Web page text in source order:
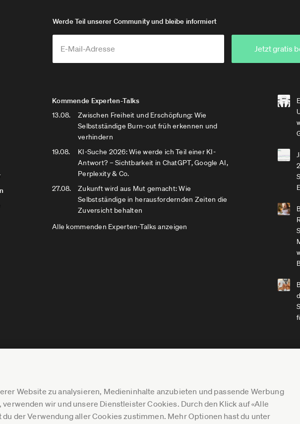
Website zu analysieren, Medieninhalte anzubieten und passende Werbung
verwenden wir und unsere Dienstleister Cookies. Durch den Klick auf «Alle
der Verwendung aller Cookies zustimmen. Mehr Optionen hast du unter
Werde Teil unserer Community und bleibe informiert
Jetzt gratis
Kommende Experten-Talks
13.08.
Zwischen Freiheit und Erschöpfung: Wie
Selbstständige Burn-out früh erkennen und
verhindern
19.08.
KI-Suche 2026: Wie werde ich Teil einer KI-
Antwort? – Sichtbarkeit in ChatGPT, Google AI,
Perplexity & Co.
27.08.
Zukunft wird aus Mut gemacht: Wie
Selbstständige in herausfordernden Zeiten die
Zuversicht behalten
Alle kommenden Experten-Talks anzeigen